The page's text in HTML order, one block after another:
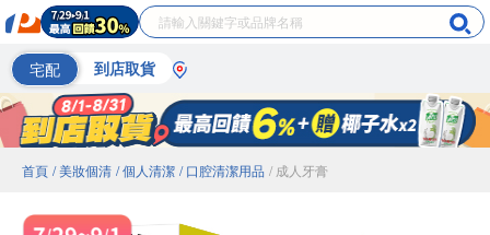
宅配 到店取貨
首頁 / 美妝個清 / 個人清潔 / 口腔清潔用品 / 成人牙膏